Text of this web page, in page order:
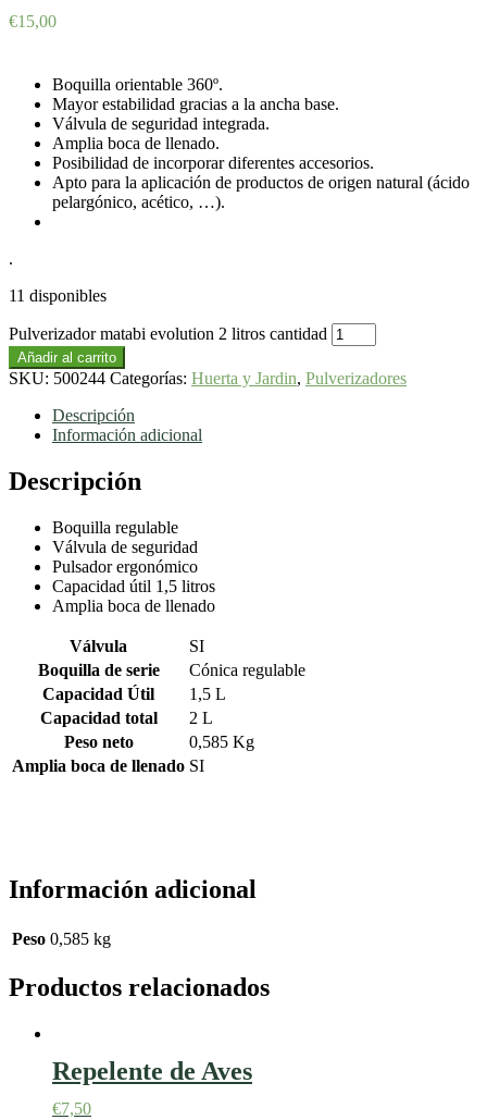
€15,00
Boquilla orientable 360º.
Mayor estabilidad gracias a la ancha base.
Válvula de seguridad integrada.
Amplia boca de llenado.
Posibilidad de incorporar diferentes accesorios.
Apto para la aplicación de productos de origen natural (ácido
pelargónico, acético, …).
.
11 disponibles
Pulverizador matabi evolution 2 litros cantidad
Añadir al carrito
SKU: 500244 Categorías: Huerta y Jardin, Pulverizadores
Descripción
Información adicional
Descripción
Boquilla regulable
Válvula de seguridad
Pulsador ergonómico
Capacidad útil 1,5 litros
Amplia boca de llenado
Válvula
SI
Boquilla de serie
Cónica regulable
Capacidad Útil
1,5 L
Capacidad total
2 L
Peso neto
0,585 Kg
Amplia boca de llenado SI
Información adicional
Peso 0,585 kg
Productos relacionados
Repelente de Aves
€7,50